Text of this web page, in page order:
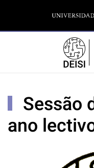
Sessão
ano